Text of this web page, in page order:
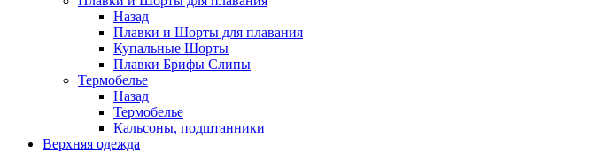
Назад
Плавки и Шорты для плавания
Купальные Шорты
Плавки Брифы Слипы
Термобелье
Назад
Термобелье
Кальсоны, подштанники
Верхняя одежда